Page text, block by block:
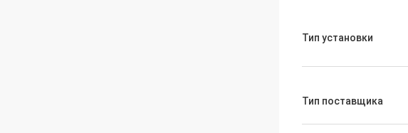
Тип установки
Тип поставщика